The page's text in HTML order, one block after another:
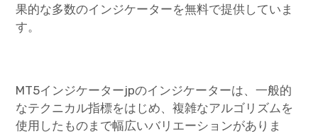
果的な多数のインジケーターを無料で提供していま
す。
MT5インジケーターjpのインジケーターは、一般的
なテクニカル指標をはじめ、複雑なアルゴリズムを
使用したものまで幅広いバリエーションがありま